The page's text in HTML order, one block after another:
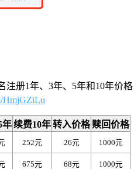
注册1年、3年、5年和10年
HmjGZiLu
年续费10年转入价格 赎回价格
252元 26元
1000元
675元 68元
1000元